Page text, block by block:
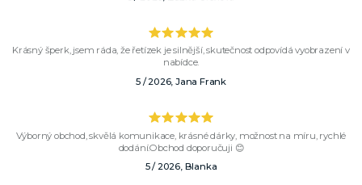
Krásný šperk, jsem ráda, že řetízek je silnější, skutečnost odpovídá vyobrazení v
nabídce.
5 / 2026, Jana Frank
Výborný obchod, skvělá komunikace, krásné dárky, možnost na míru, rychlé
dodání.Obchod doporučuji 😊
5 / 2026, Blanka